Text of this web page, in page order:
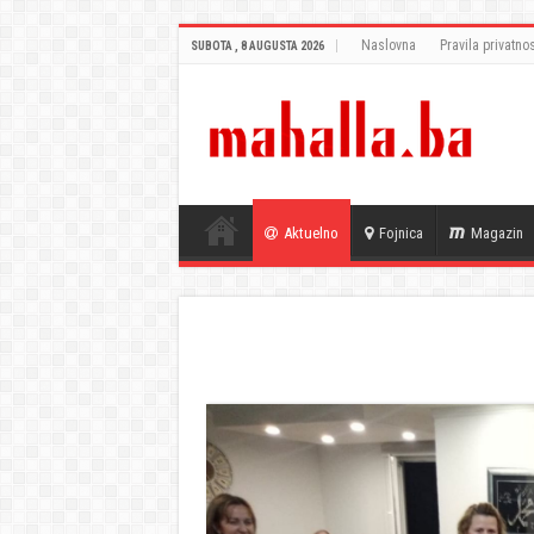
SUBOTA , 8 AUGUSTA 2026 Naslovna Pravila
Aktuelno Fojnica Magazin